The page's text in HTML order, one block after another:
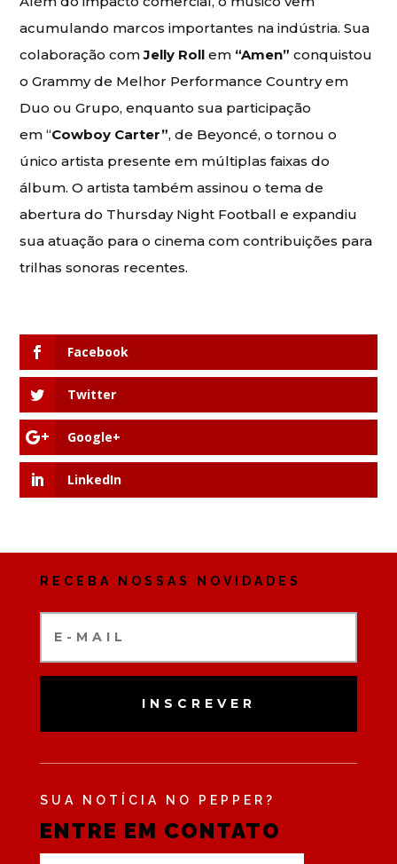
acumulando marcos importantes na indústria. Sua
colaboração comJelly Roll em “Amen” conquistou
o Grammy de Melhor Performance Country em
Duo ou Grupo, enquanto sua participação
em “Cowboy Carter”, de Beyoncé, o tornou o
único artista presente em múltiplas faixas do
álbum. O artista também assinou o tema de
abertura do Thursday Night Football e expandiu
sua atuação para o cinema com contribuições para
trilhas sonoras recentes.
Facebook
Twitter
Google+
LinkedIn
RECEBA NOSSAS NOVIDADES
INSCREVER
SUA NOTÍCIA NO PEPPER?
ENTRE EM CONTATO